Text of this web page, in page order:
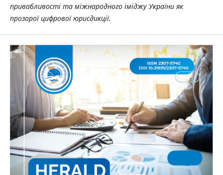
привабливості та міжнародного іміджу України як
прозорої цифрової юрисдикції.